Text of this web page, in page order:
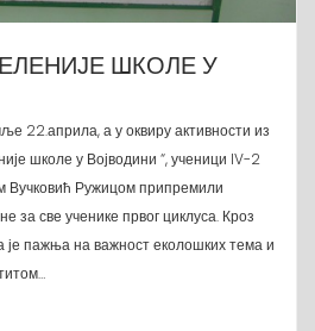
ШКОЛЕ У
22.априла, а у оквиру активности из
школе у Војводини “, ученици IV-2
Ружицом припремили
за све ученике првог циклуса. Кроз
је пажња на важност еколошких тема и